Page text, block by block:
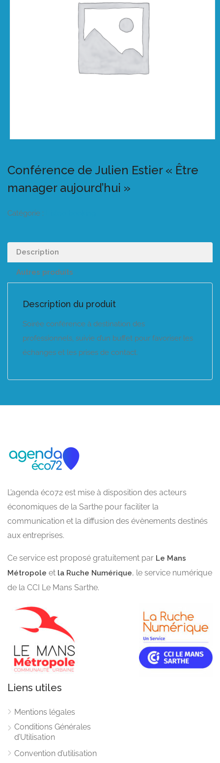
Conférence de Julien Estier « Être
manager aujourd’hui »
Catégorie :
Description
Autres produits
Description du produit
Soirée conférence à destination des
professionnels, suivie d’un buffet pour favoriser les
échanges et les prises de contact.
L’agenda éco72 est mise à disposition des acteurs
économiques de la Sarthe pour faciliter la
communication et la diffusion des évènements destinés
aux entreprises.
Ce service est proposé gratuitement par Le Mans
Métropole et la Ruche Numérique, le service numérique
de la CCI Le Mans Sarthe.
Liens utiles
Mentions légales
Conditions Générales
d’Utilisation
Convention d’utilisation